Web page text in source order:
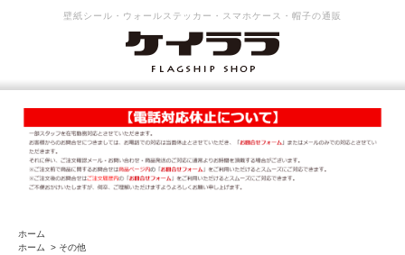
壁紙シール・ウォールステッカー・スマホケース・帽子の通販
ホーム
ホーム
> その他